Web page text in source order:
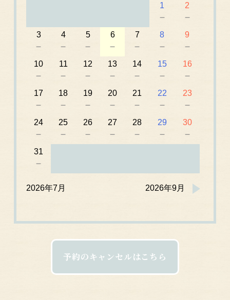
1
－
2
－
3
－
4
－
5
－
6
－
7
－
8
－
9
－
10
－
11
－
12
－
13
－
14
－
15
－
16
－
17
－
18
－
19
－
20
－
21
－
22
－
23
－
24
－
25
－
26
－
27
－
28
－
29
－
30
－
31
－
2026年7月 2026年9月
予約のキャンセルはこちら